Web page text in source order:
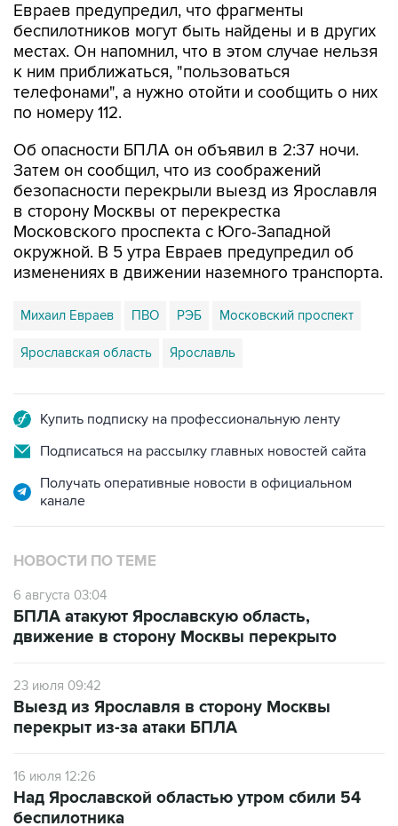
Евраев предупредил, что фрагменты
беспилотников могут быть найдены и в других
местах. Он напомнил, что в этом случае нельзя
к ним приближаться, "пользоваться
телефонами", а нужно отойти и сообщить о них
по номеру 112.
Об опасности БПЛА он объявил в 2:37 ночи.
Затем он сообщил, что из соображений
безопасности перекрыли выезд из Ярославля
в сторону Москвы от перекрестка
Московского проспекта с Юго-Западной
окружной. В 5 утра Евраев предупредил об
изменениях в движении наземного транспорта.
Михаил Евраев ПВО РЭБ Московский проспект
Ярославская область Ярославль
Купить подписку на профессиональную ленту
Подписаться на рассылку главных новостей сайта
Получать оперативные новости в официальном
канале
НОВОСТИ ПО ТЕМЕ
6 августа 03:04
БПЛА атакуют Ярославскую область,
движение в сторону Москвы перекрыто
23 июля 09:42
Выезд из Ярославля в сторону Москвы
перекрыт из-за атаки БПЛА
16 июля 12:26
Над Ярославской областью утром сбили 54
беспилотника